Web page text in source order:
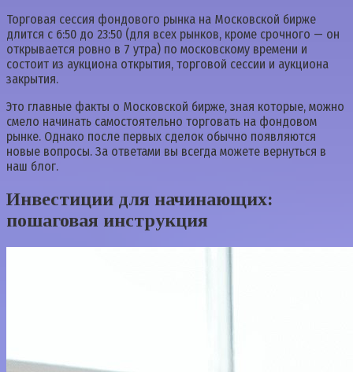
Торговая сессия фондового рынка на Московской бирже
длится с 6:50 до 23:50 (для всех рынков, кроме срочного — он
открывается ровно в 7 утра) по московскому времени и
состоит из аукциона открытия, торговой сессии и аукциона
закрытия.
Это главные факты о Московской бирже, зная которые, можно
смело начинать самостоятельно торговать на фондовом
рынке. Однако после первых сделок обычно появляются
новые вопросы. За ответами вы всегда можете вернуться в
наш блог.
Инвестиции для начинающих:
пошаговая инструкция